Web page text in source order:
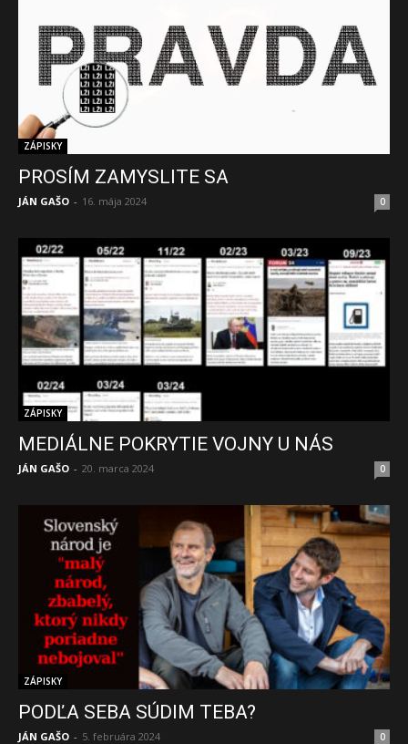
ZÁPISKY
PROSÍM ZAMYSLITE SA
JÁN GAŠO - 16. mája 2024 0
ZÁPISKY
MEDIÁLNE POKRYTIE VOJNY U NÁS
JÁN GAŠO - 20. marca 2024 0
ZÁPISKY
PODĽA SEBA SÚDIM TEBA?
JÁN GAŠO - 5. februára 2024 0